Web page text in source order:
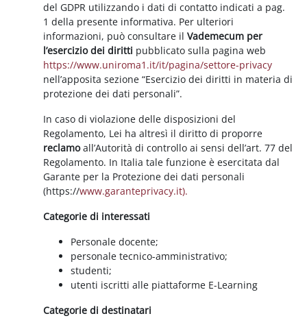
del GDPR utilizzando i dati di contatto indicati a pag.
1 della presente informativa. Per ulteriori
informazioni, può consultare ilVademecum per
l’esercizio dei diritti pubblicato sulla pagina web
https://www.uniroma1.it/it/pagina/settore-privacy
nell’apposita sezione “Esercizio dei diritti in materia di
protezione dei dati personali”.
In caso di violazione delle disposizioni del
Regolamento, Lei ha altresì il diritto di proporre
reclamoall’Autorità di controllo ai sensi dell’art. 77 del
Regolamento. In Italia tale funzione è esercitata dal
Garante per la Protezione dei dati personali
(https://www.garanteprivacy.it).
Categorie di interessati
Personale docente;
personale tecnico-amministrativo;
studenti;
utenti iscritti alle piattaforme E-Learning
Categorie di destinatari